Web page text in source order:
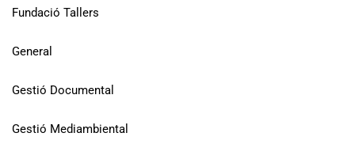
Fundació Tallers
General
Gestió Documental
Gestió Mediambiental